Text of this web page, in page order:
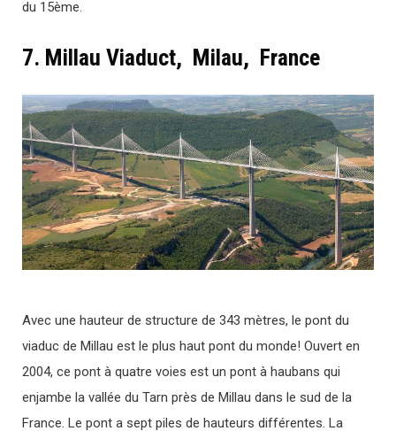
du 15ème.
7. Millau Viaduct, Milau, France
Avec une hauteur de structure de 343 mètres, le pont du
viaduc de Millau est le plus haut pont du monde! Ouvert en
2004, ce pont à quatre voies est un pont à haubans qui
enjambe la vallée du Tarn près de Millau dans le sud de la
France. Le pont a sept piles de hauteurs différentes. La